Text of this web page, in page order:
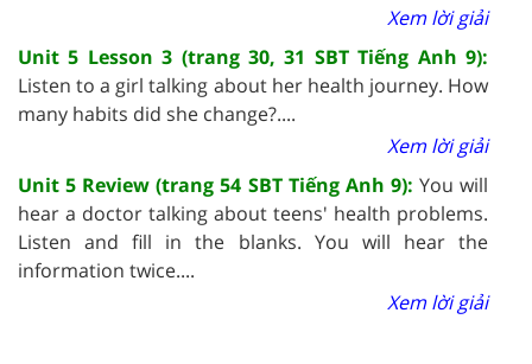
Xem lời giải
Unit 5 Lesson 3 (trang 30, 31 SBT Tiếng Anh 9):
Listen to a girl talking about her health journey. How
many habits did she change?....
Xem lời giải
Unit 5 Review (trang 54 SBT Tiếng Anh 9): You will
hear a doctor talking about teens' health problems.
Listen and fill in the blanks. You will hear the
information twice....
Xem lời giải